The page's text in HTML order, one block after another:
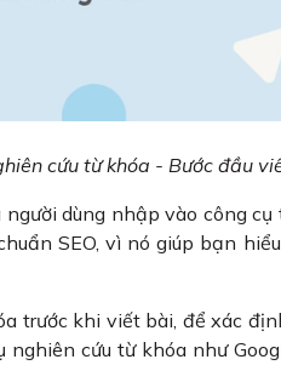
cứu từ khóa - Bước đầu
dùng nhập vào công
SEO, vì nó giúp bạn
trước khi viết bài, để xác
nghiên cứu từ khóa như